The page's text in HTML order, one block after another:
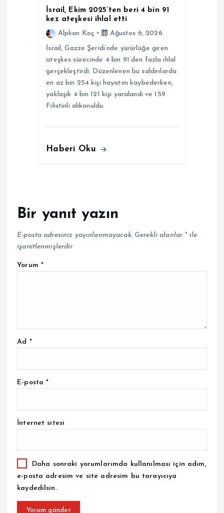
İsrail, Ekim 2025’ten beri 4 bin 91
kez ateşkesi ihlal etti
Alpkan Koç
Ağustos 6, 2026
İsrail, Gazze Şeridi’nde yürürlüğe giren
ateşkes sürecinde 4 bin 91’den fazla ihlal
gerçekleştirdi. Düzenlenen bu saldırılarda
en az bin 254 kişi hayatını kaybederken,
yaklaşık 4 bin 121 kişi yaralandı ve 159
Filistinli alıkonuldu.
Haberi Oku
Bir yanıt yazın
E-posta adresiniz yayınlanmayacak. Gerekli alanlar *ile
işaretlenmişlerdir
Yorum *
Ad *
E-posta*
İnternet sitesi
Daha sonraki yorumlarımda kullanılması için adım,
e-posta adresim ve site adresim bu tarayıcıya
kaydedilsin.